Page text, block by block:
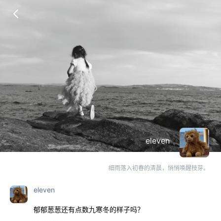
eleven
细雨落入初春的清晨，悄悄唤醒枝芽。
eleven
郁郁葱葱还有点数九寒冬的样子吗？